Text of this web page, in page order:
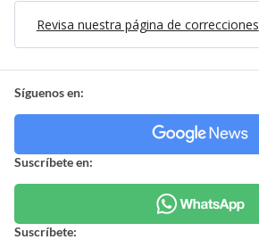
Revisa nuestra página de correcciones
Síguenos en:
Suscríbete en:
Suscríbete: